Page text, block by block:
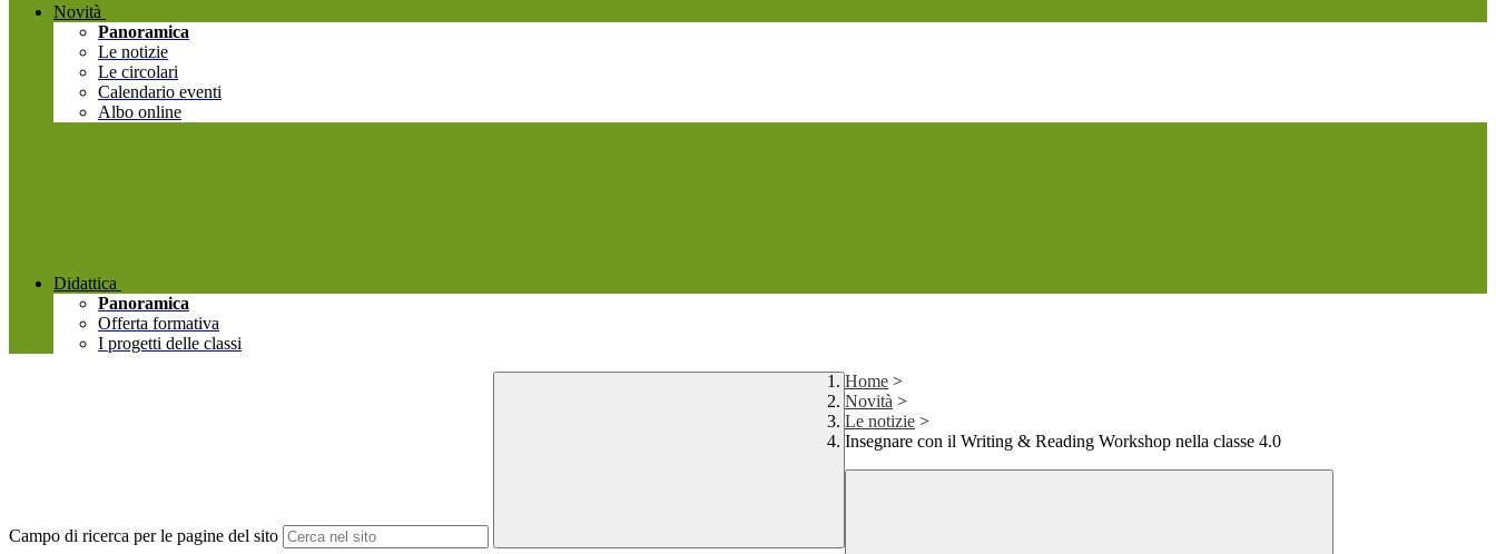
Novità
Panoramica
Le notizie
Le circolari
Calendario eventi
Albo online
Didattica
Panoramica
Offerta formativa
I progetti delle classi
Campo di ricerca per le pagine del sito
Home >
Novità >
Le notizie >
Insegnare con il Writing & Reading Workshop nella classe 4.0